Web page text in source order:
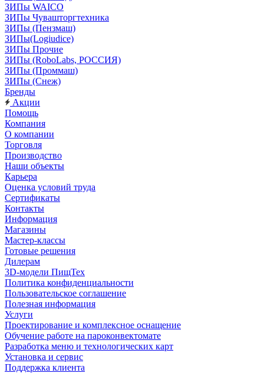
ЗИПы WAICO
ЗИПы Чувашторгтехника
ЗИПы (Пензмаш)
ЗИПы(Logiudice)
ЗИПы Прочие
ЗИПы (RoboLabs, РОССИЯ)
ЗИПы (Проммаш)
ЗИПы (Снеж)
Бренды
Акции
Помощь
Компания
О компании
Торговля
Производство
Наши объекты
Карьера
Оценка условий труда
Сертификаты
Контакты
Информация
Магазины
Мастер-классы
Готовые решения
Дилерам
3D-модели ПищТех
Политика конфиденциальности
Пользовательское соглашение
Полезная информация
Услуги
Проектирование и комплексное оснащение
Обучение работе на пароконвектомате
Разработка меню и технологических карт
Установка и сервис
Поддержка клиента